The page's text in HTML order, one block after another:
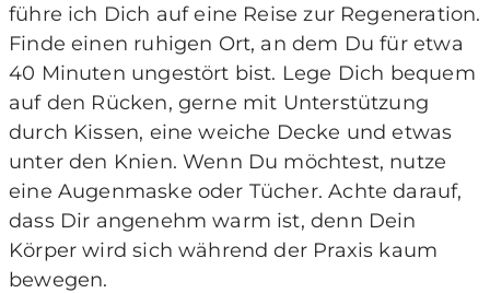
führe ich Dich auf eine Reise zur Regeneration.
Finde einen ruhigen Ort, an dem Du für etwa
40 Minuten ungestört bist. Lege Dich bequem
auf den Rücken, gerne mit Unterstützung
durch Kissen, eine weiche Decke und etwas
unter den Knien. Wenn Du möchtest, nutze
eine Augenmaske oder Tücher. Achte darauf,
dass Dir angenehm warm ist, denn Dein
Körper wird sich während der Praxis kaum
bewegen.